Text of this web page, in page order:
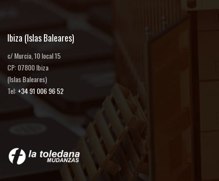
Ibiza (Islas Baleares)
c/ Murcia, 10 local 15
CP: 07800 Ibiza
(Islas Baleares)
Tel:+34 91 006 96 52